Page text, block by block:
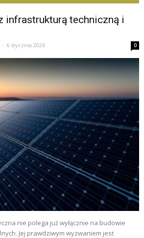
infrastrukturą techniczną i
- 6 stycznia 2026 0
nie polega już wyłącznie na budowie
Jej prawdziwym wyzwaniem jest